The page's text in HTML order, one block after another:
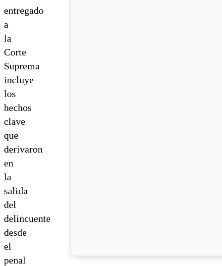
entregado
a
la
Corte
Suprema
incluye
los
hechos
clave
que
derivaron
en
la
salida
del
delincuente
desde
el
penal